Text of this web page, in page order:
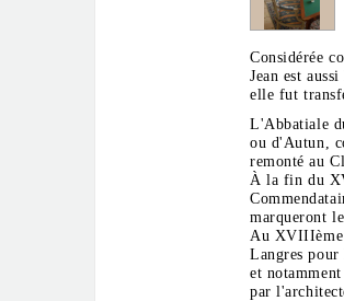
Considérée
Jean est
elle fut
L'Abbatiale
ou d'Autun,
remonté au
À la fin du
marqueront
Au XVIIIème
Langres pour
et
par